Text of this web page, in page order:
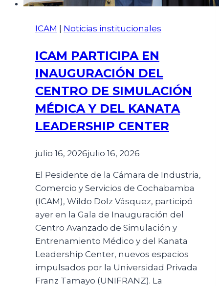
ICAM | Noticias institucionales
ICAM PARTICIPA EN
INAUGURACIÓN DEL
CENTRO DE SIMULACIÓN
MÉDICA Y DEL KANATA
LEADERSHIP CENTER
julio 16, 2026julio 16, 2026
El Pesidente de la Cámara de Industria,
Comercio y Servicios de Cochabamba
(ICAM), Wildo Dolz Vásquez, participó
ayer en la Gala de Inauguración del
Centro Avanzado de Simulación y
Entrenamiento Médico y del Kanata
Leadership Center, nuevos espacios
impulsados por la Universidad Privada
Franz Tamayo (UNIFRANZ). La